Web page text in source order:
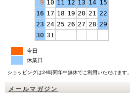
9 10 11 12 13 14 15
16 17 18 19 20 21 22
23 24 25 26 27 28 29
30 31
今日
休業日
ショッピングは24時間年中無休でご利用いただけます。
メールマガジン